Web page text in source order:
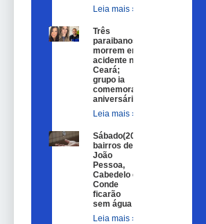
Leia mais »
Três
paraibanos
morrem em
acidente no
Ceará;
grupo ia
comemorar
aniversário
Leia mais »
Sábado(20)
bairros de
João
Pessoa,
Cabedelo e
Conde
ficarão
sem água
Leia mais »